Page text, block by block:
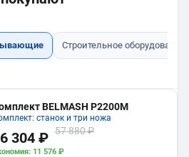
Строительное оборудование
BELMASH P2200M
станок и три ножа
304 ₽ 57 880 ₽
11 576 ₽